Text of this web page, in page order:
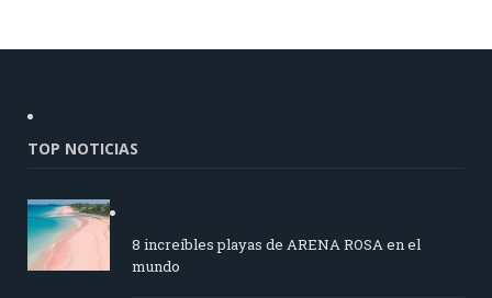
TOP NOTICIAS
8 increíbles playas de ARENA ROSA en el
mundo